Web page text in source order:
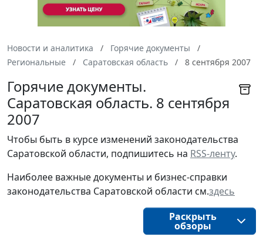
Новости и аналитика
Горячие документы
Региональные
Саратовская область 8 сентября 2007
Горячие документы.
Саратовская область. 8 сентября
2007
Чтобы быть в курсе изменений законодательства
Саратовской области, подпишитесь на RSS-ленту.
Наиболее важные документы и бизнес-справки
законодательства Саратовской области см.здесь
Раскрыть
обзоры